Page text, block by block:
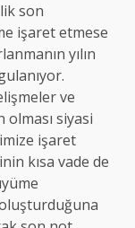
son
işaret etmese
yılın
ve
siyasi
işaret
kısa vade de